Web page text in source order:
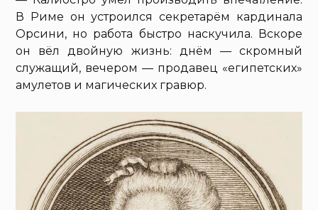
В Риме он устроился секретарём кардинала
Орсини, но работа быстро наскучила. Вскоре
он вёл двойную жизнь: днём — скромный
служащий, вечером — продавец «египетских»
амулетов и магических гравюр.